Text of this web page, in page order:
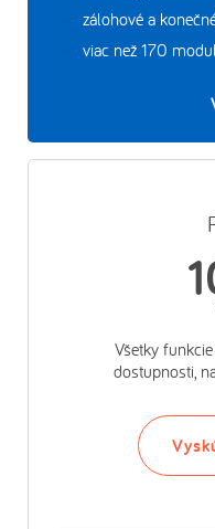
zálohové a
viac než 170
Všetky
dostupnosti,